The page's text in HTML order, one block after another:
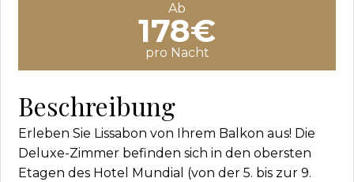
Ab
178€
pro Nacht
Beschreibung
Erleben Sie Lissabon von Ihrem Balkon aus! Die
Deluxe-Zimmer befinden sich in den obersten
Etagen des Hotel Mundial (von der 5. bis zur 9.